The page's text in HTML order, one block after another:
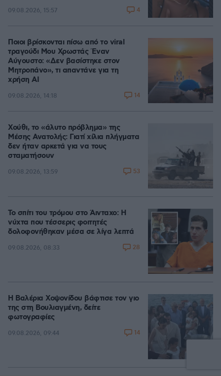
09.08.2026, 15:57 4
Ποιοι βρίσκονται πίσω από το viral
τραγούδι Μου Χρωστάς Έναν
Αύγουστο: «Δεν βασίστηκε στον
Μητροπάνο», τι απαντάνε για τη
χρήση AI
09.08.2026, 14:18 14
Χούθι, το «άλυτο πρόβλημα» της
Μέσης Ανατολής: Γιατί χίλια πλήγματα
δεν ήταν αρκετά για να τους
σταματήσουν
09.08.2026, 13:59 53
Το σπίτι του τρόμου στο Άινταχο: Η
νύχτα που τέσσερις φοιτητές
δολοφονήθηκαν μέσα σε λίγα λεπτά
09.08.2026, 08:33 28
Η Βαλέρια Χοψονίδου βάφτισε τον γιο
της στη Βουλιαγμένη, δείτε
φωτογραφίες
09.08.2026, 09:44 14